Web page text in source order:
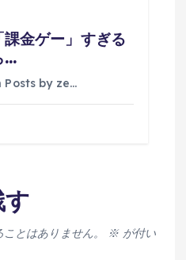
金ゲー」すぎる
…
Posts by ze…
とはありません。 ※が付い